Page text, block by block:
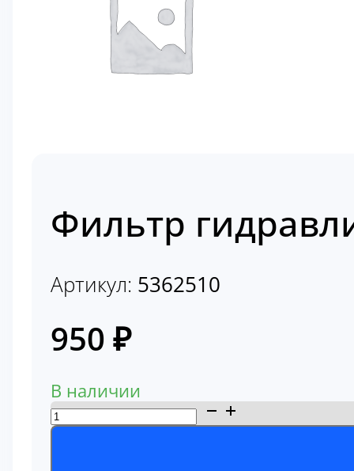
Фильтр
Артикул: 5362510
950 ₽
В наличии
Количество
товара